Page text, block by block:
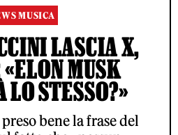
MUSICA
LASCIA X,
MUSK
STESSO?»
preso bene la frase del